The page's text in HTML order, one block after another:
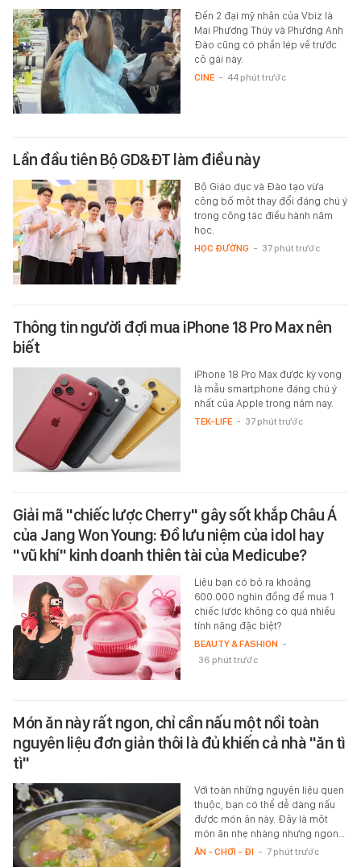
Đến 2 đại mỹ nhân của Vbiz là
Mai Phương Thúy và Phương Anh
Đào cũng có phần lép vế trước
cô gái này.
CINE - 44 phút trước
Lần đầu tiên Bộ GD&ĐT làm điều này
Bộ Giáo dục và Đào tạo vừa
công bố một thay đổi đáng chú ý
trong công tác điều hành năm
học.
HỌC ĐƯỜNG - 37 phút trước
Thông tin người đợi mua iPhone 18 Pro Max nên
biết
iPhone 18 Pro Max được kỳ vọng
là mẫu smartphone đáng chú ý
nhất của Apple trong năm nay.
TEK-LIFE - 37 phút trước
Giải mã "chiếc lược Cherry" gây sốt khắp Châu Á
của Jang Won Young: Đồ lưu niệm của idol hay
"vũ khí" kinh doanh thiên tài của Medicube?
Liệu bạn có bỏ ra khoảng
600.000 nghìn đồng để mua 1
chiếc lược không có quá nhiều
tính năng đặc biệt?
BEAUTY & FASHION -
36 phút trước
Món ăn này rất ngon, chỉ cần nấu một nồi toàn
nguyên liệu đơn giản thôi là đủ khiến cả nhà "ăn tì
tì"
Với toàn những nguyên liệu quen
thuộc, bạn có thể dễ dàng nấu
được món ăn này. Đây là một
món ăn nhẹ nhàng nhưng ngon…
ĂN - CHƠI - ĐI - 7 phút trước